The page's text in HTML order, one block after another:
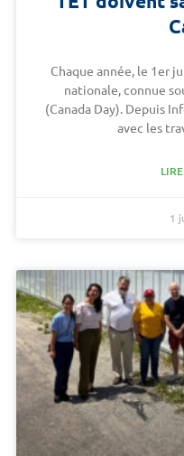
Chaque année, le 1er
nationale, connue
(Canada Day). Depuis
avec les
1